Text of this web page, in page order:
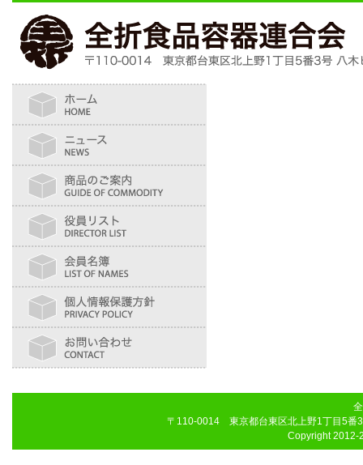
〒110-0014 東京都台東区北上野1丁目5
Copyright 2012-